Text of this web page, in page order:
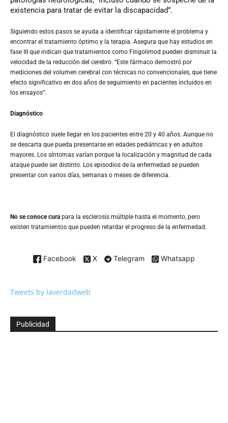
existencia para tratar de evitar la discapacidad”.
Siguiendo estos pasos se ayuda a identificar rápidamente el problema y
encontrar el tratamiento óptimo y la terapia. Asegura que hay estudios en
fase III que indican que tratamientos como Fingolimod pueden disminuir la
velocidad de la reducción del cerebro. “Este fármaco demostró por
mediciones del volumen cerebral con técnicas no convencionales, que tiene
efecto significativo en dos años de seguimiento en pacientes incluidos en
los ensayos”.
Diagnóstico
El diagnóstico suele llegar en los pacientes entre 20 y 40 años. Aunque no
se descarta que pueda presentarse en edades pediátricas y en adultos
mayores. Los síntomas varían porque la localización y magnitud de cada
ataque puede ser distinto. Los episodios de la enfermedad se pueden
presentar con varios días, semanas o meses de diferencia.
No se conoce cura para la esclerosis múltiple hasta el momento, pero
existen tratamientos que pueden retardar el progreso de la enfermedad.
Facebook X Telegram Whatsapp
Tweets by laverdadweb
Publicidad